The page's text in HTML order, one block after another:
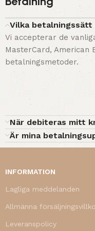
Vilka betalningssätt
Vi accepterar de
MasterCard, American
betalningsmetoder.
När debiteras mitt
Är mina
INFORMATION
Lagliga meddelanden
Allmänna
Leveranspolicy